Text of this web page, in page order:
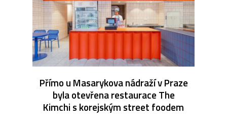
Přímo u Masarykova nádraží v Praze
byla otevřena restaurace The
Kimchi s korejským street foodem